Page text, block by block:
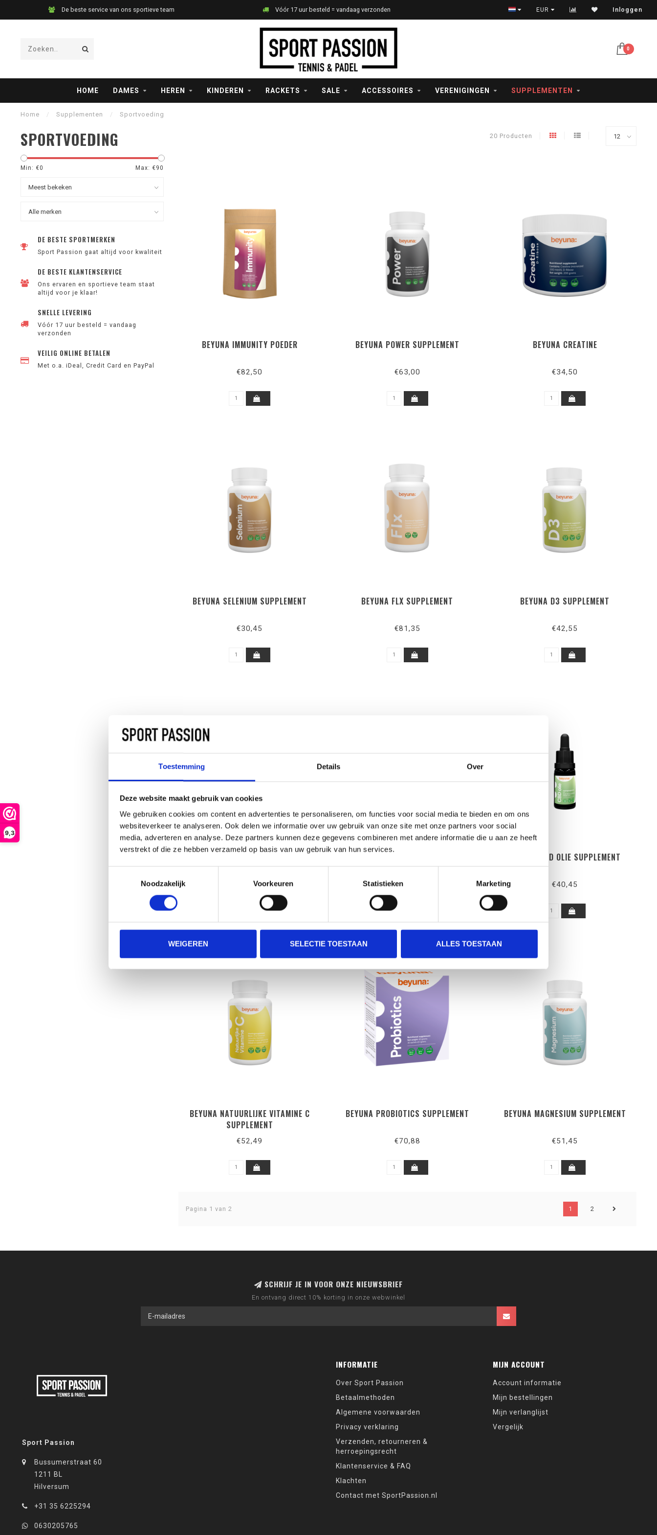
Toestemming Details Over
Deze website maakt gebruik van cookies
We gebruiken cookies om content en advertenties te personaliseren, om functies voor social media te bieden en om ons
websiteverkeer te analyseren. Ook delen we informatie over uw gebruik van onze site met onze partners voor social
media, adverteren en analyse. Deze partners kunnen deze gegevens combineren met andere informatie die u aan ze heeft
verstrekt of die ze hebben verzameld op basis van uw gebruik van hun services.
Noodzakelijk
Voorkeuren Statistieken Marketing
WEIGEREN SELECTIE TOESTAAN ALLES TOESTAAN
9,3
De beste service van ons sportieve team Vóór 17 uur besteld = vandaag verzonden Veilig betalen met iDeal, creditcard en PayPal
EUR Inloggen
0
HOME DAMES HEREN KINDEREN RACKETS SALE ACCESSOIRES VERENIGINGEN SUPPLEMENTEN
Home / Supplementen / Sportvoeding
SPORTVOEDING 20 Producten
Min: €0 Max: €90
DE BESTE SPORTMERKEN
Sport Passion gaat altijd voor kwaliteit
DE BESTE KLANTENSERVICE
Ons ervaren en sportieve team staat
altijd voor je klaar!
SNELLE LEVERING
Vóór 17 uur besteld = vandaag
verzonden
VEILIG ONLINE BETALEN
Met o.a. iDeal, Credit Card en PayPal
BEYUNA IMMUNITY POEDER
€82,50
BEYUNA POWER SUPPLEMENT
€63,00
BEYUNA CREATINE
€34,50
BEYUNA SELENIUM SUPPLEMENT
€30,45
BEYUNA FLX SUPPLEMENT
€81,35
BEYUNA D3 SUPPLEMENT
€42,55
BEYUNA BRIGHT SUPPLEMENT
€86,59
SUPPLEMENT
€85,05
BEYUNA CBD OLIE SUPPLEMENT
€40,45
BEYUNA NATUURLIJKE VITAMINE C
SUPPLEMENT
€52,49
BEYUNA PROBIOTICS SUPPLEMENT
€70,88
BEYUNA MAGNESIUM SUPPLEMENT
€51,45
Pagina 1 van 2 1 2
SCHRIJF JE IN VOOR ONZE NIEUWSBRIEF
En ontvang direct 10% korting in onze webwinkel
Sport Passion
Bussumerstraat 60
1211 BL
Hilversum
+31 35 6225294
0630205765
INFORMATIE
Over Sport Passion
Betaalmethoden
Algemene voorwaarden
Privacy verklaring
Verzenden, retourneren &
herroepingsrecht
Klantenservice & FAQ
Klachten
Contact met SportPassion.nl
MIJN ACCOUNT
Account informatie
Mijn bestellingen
Mijn verlanglijst
Vergelijk